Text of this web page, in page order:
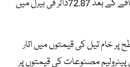
سودے 0.88ڈالرکے اضافے کے بعد 72.87ڈالر فی بیرل میں
خام تیل کی قیمتوں میں اتار
پیٹرولیم مصنوعات کی قیمتوں پر